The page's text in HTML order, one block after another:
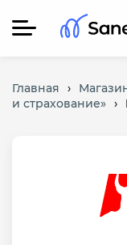
Главная ›
и страхование» ›